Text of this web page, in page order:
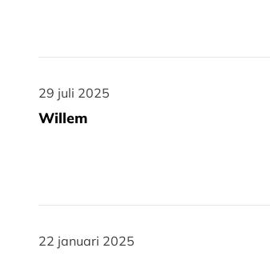
29 juli 2025
29 juli 2025
Willem
22 januari 2025
22 januari 2025